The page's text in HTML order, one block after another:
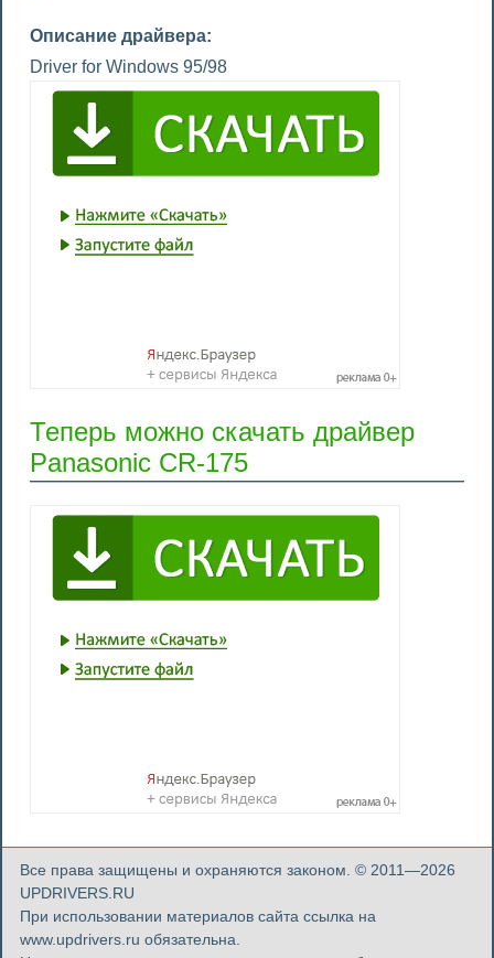
Описание драйвера:
Driver for Windows 95/98
Теперь можно скачать драйвер
Panasonic CR-175
Все права защищены и охраняются законом. © 2011—2026
UPDRIVERS.RU
При использовании материалов сайта ссылка на
www.updrivers.ru обязательна.